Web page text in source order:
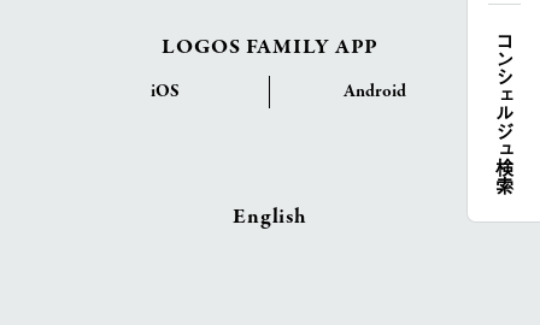
コンシェルジュ検索
LOGOS FAMILY APP
iOS Android
English